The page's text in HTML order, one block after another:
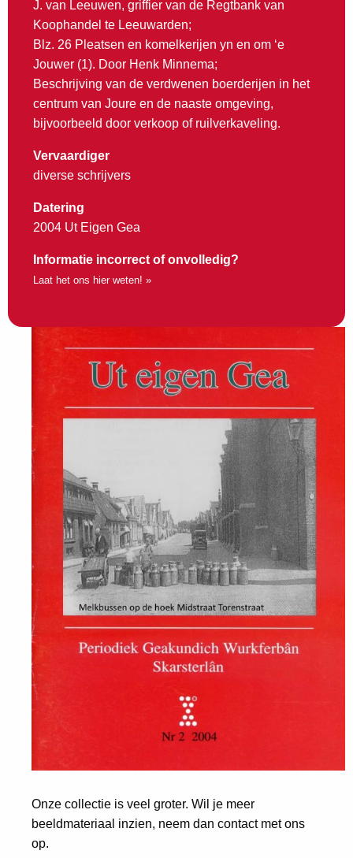
J. van Leeuwen, griffier van de Regtbank van
Koophandel te Leeuwarden;
Blz. 26 Pleatsen en komelkerijen yn en om ‘e
Jouwer (1). Door Henk Minnema;
Beschrijving van de verdwenen boerderijen in het
centrum van Joure en de naaste omgeving,
bijvoorbeeld door verkoop of ruilverkaveling.
Vervaardiger
diverse schrijvers
Datering
2004 Ut Eigen Gea
Informatie incorrect of onvolledig?
Laat het ons hier weten! »
Onze collectie is veel groter. Wil je meer
beeldmateriaal inzien, neem dan contact met ons
op.